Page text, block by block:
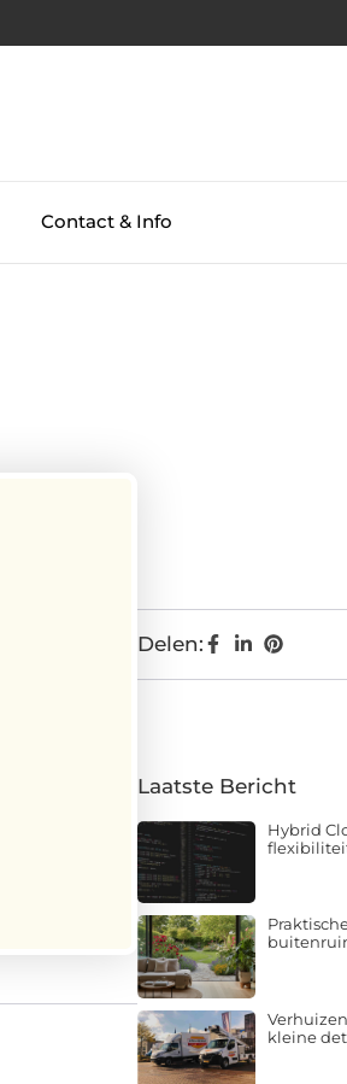
Contact & Info
Delen:
Laatste Bericht
Hybrid
kleine